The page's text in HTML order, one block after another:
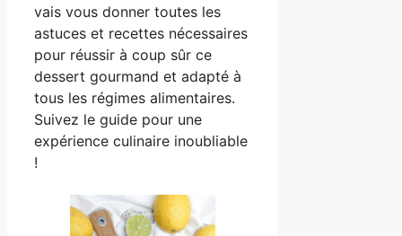
vais vous donner toutes les
astuces et recettes nécessaires
pour réussir à coup sûr ce
dessert gourmand et adapté à
tous les régimes alimentaires.
Suivez le guide pour une
expérience culinaire inoubliable
!